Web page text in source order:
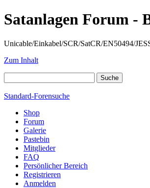
Satanlagen Forum -
Unicable/Einkabel/SCR/SatCR/EN50494/
Zum Inhalt
Standard-Forensuche
Shop
Forum
Galerie
Pastebin
Mitglieder
FAQ
Persönlicher Bereich
Registrieren
Anmelden